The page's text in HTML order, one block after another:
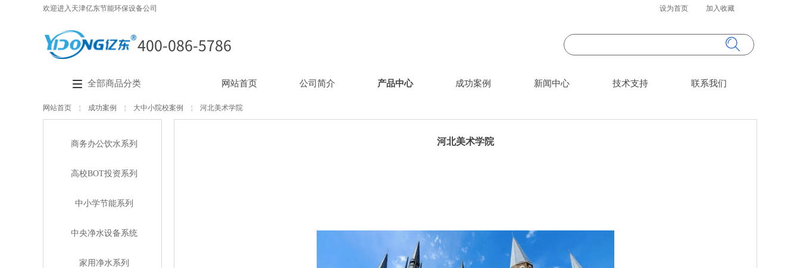
设为首页 加入收藏
欢迎进入天津亿东节能环保设备公司
400-086-5786 按钮文本
搜索
网站首页 公司简介 产品中心 成功案例 新闻中心 技术支持 联系我们
全部商品分类
网站首页 ￤ 成功案例 ￤ 大中小院校案例 ￤ 河北美术学院
商务办公饮水系列
高校BOT投资系列
中小学节能系列
中央净水设备系统
家用净水系列
河北美术学院